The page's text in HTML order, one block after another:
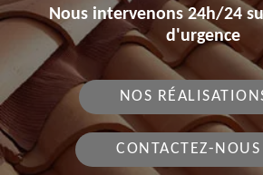
Nous intervenons 24h/24
d'urgence
NOS
CONTACTEZ-